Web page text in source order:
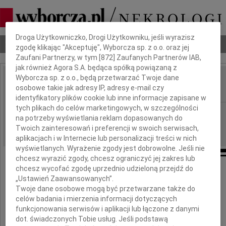
Nekrologi Odeszli Poradnik pogrzebowy
IMIĘ I NAZWISKO: Andrzej Murzynowski
REGION: Wrocław
DATA EMISJI: 27.01.2010
Z głębokim smutkiem zawiadamiamy,
że dnia 25 stycznia 2010 roku zmarł
nasz ukochany Tatuś, Dziadek i Pradziadek
Dbamy o Twoją prywatność
Droga Użytkowniczko, Drogi Użytkowniku, jeśli wyrazisz
zgodę klikając "Akceptuję", Wyborcza sp. z o.o. oraz jej
Zaufani Partnerzy, w tym [872 ] Zaufanych Partnerów IAB,
jak również Agora S.A. będąca spółką powiązaną z
Wyborcza sp. z o.o., będą przetwarzać Twoje dane
osobowe takie jak adresy IP, adresy e-mail czy
identyfikatory plików cookie lub inne informacje zapisane w
tych plikach do celów marketingowych, w szczególności
na potrzeby wyświetlania reklam dopasowanych do
Twoich zainteresowań i preferencji w swoich serwisach,
aplikacjach i w Internecie lub personalizacji treści w nich
wyświetlanych. Wyrażenie zgody jest dobrowolne. Jeśli nie
chcesz wyrazić zgody, chcesz ograniczyć jej zakres lub
chcesz wycofać zgodę uprzednio udzieloną przejdź do
„Ustawień Zaawansowanych”.
Twoje dane osobowe mogą być przetwarzane także do
celów badania i mierzenia informacji dotyczących
funkcjonowania serwisów i aplikacji lub łączone z danymi
dot. świadczonych Tobie usług. Jeśli podstawą